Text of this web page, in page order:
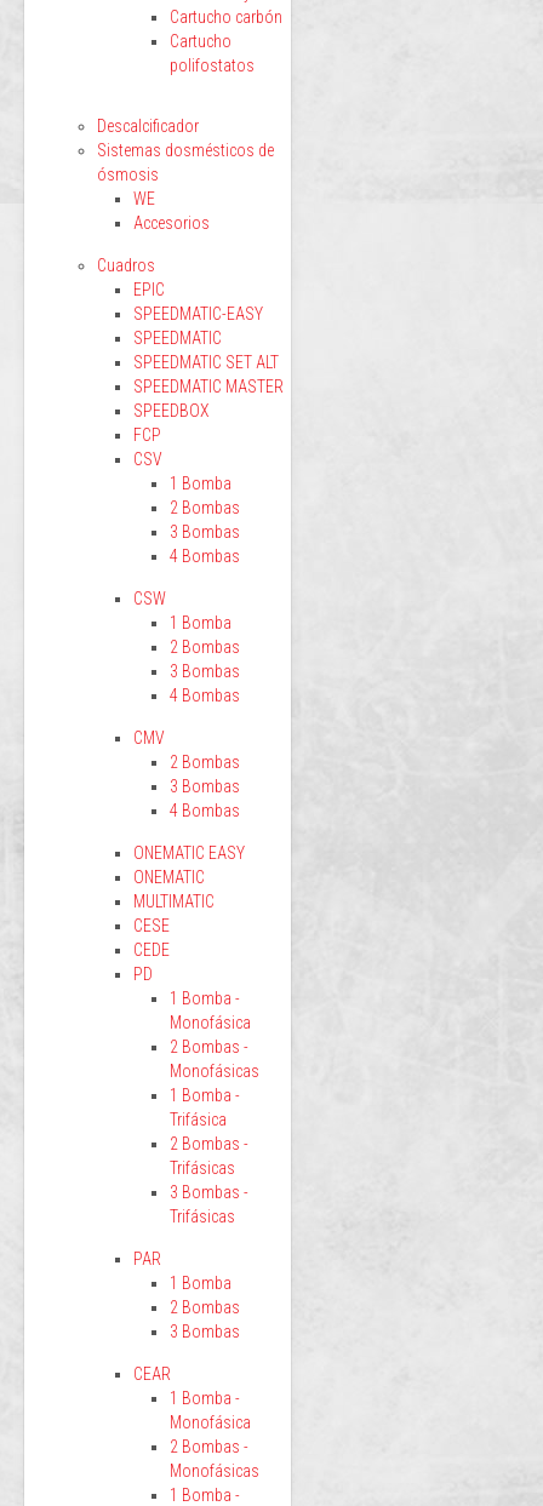
Cartucho carbón
Cartucho
polifostatos
Descalcificador
Sistemas dosmésticos de
ósmosis
WE
Accesorios
Cuadros
EPIC
SPEEDMATIC-EASY
SPEEDMATIC
SPEEDMATIC SET ALT
SPEEDMATIC MASTER
SPEEDBOX
FCP
CSV
1 Bomba
2 Bombas
3 Bombas
4 Bombas
CSW
1 Bomba
2 Bombas
3 Bombas
4 Bombas
CMV
2 Bombas
3 Bombas
4 Bombas
ONEMATIC EASY
ONEMATIC
MULTIMATIC
CESE
CEDE
PD
1 Bomba -
Monofásica
2 Bombas -
Monofásicas
1 Bomba -
Trifásica
2 Bombas -
Trifásicas
3 Bombas -
Trifásicas
PAR
1 Bomba
2 Bombas
3 Bombas
CEAR
1 Bomba -
Monofásica
2 Bombas -
Monofásicas
1 Bomba -